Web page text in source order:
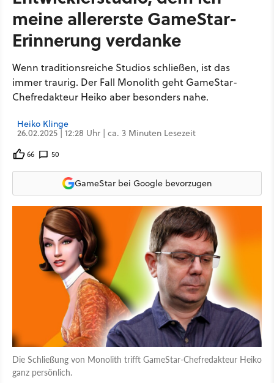
meine allererste GameStar-
Erinnerung verdanke
Wenn traditionsreiche Studios schließen, ist das
immer traurig. Der Fall Monolith geht GameStar-
Chefredakteur Heiko aber besonders nahe.
Heiko Klinge
26.02.2025 | 12:28 Uhr | ca. 3 Minuten Lesezeit
66 50
GameStar bei Google bevorzugen
Die Schließung von Monolith trifft GameStar-Chefredakteur Heiko
ganz persönlich.